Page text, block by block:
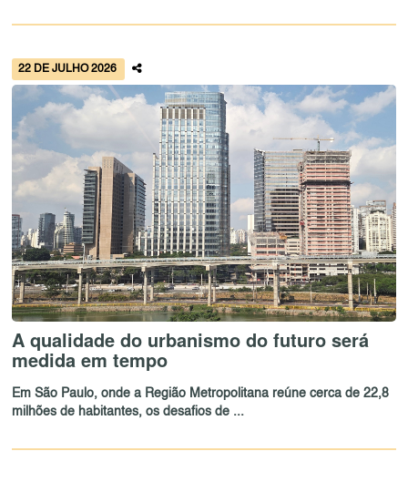
22 DE JULHO 2026
A qualidade do urbanismo do futuro será
medida em tempo
Em São Paulo, onde a Região Metropolitana reúne cerca de 22,8
milhões de habitantes, os desafios de ...